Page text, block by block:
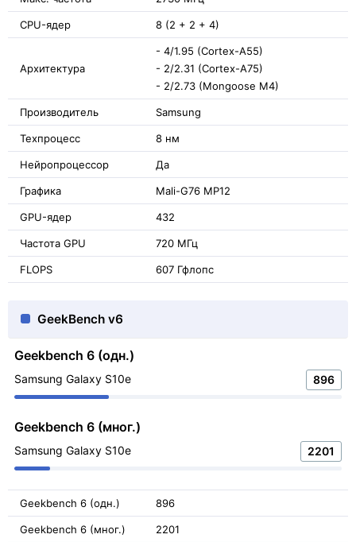
CPU-ядер 8 (2 + 2 + 4)
Архитектура
- 4/1.95 (Cortex-A55)
- 2/2.31 (Cortex-A75)
- 2/2.73 (Mongoose M4)
Производитель Samsung
Техпроцесс 8 нм
Нейропроцессор Да
Графика Mali-G76 MP12
GPU-ядер 432
Частота GPU 720 МГц
FLOPS 607 Гфлопс
GeekBench v6
Geekbench 6 (одн.)
Samsung Galaxy S10e 896
Geekbench 6 (мног.)
Samsung Galaxy S10e 2201
Geekbench 6 (одн.) 896
Geekbench 6 (мног.) 2201